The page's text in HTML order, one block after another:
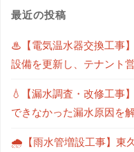
最近の投稿
♨【電気温水器交換工事
設備を更新し、テナント
💧【漏水調査・改修工事
できなかった漏水原因を
🌧【雨水管増設工事】東